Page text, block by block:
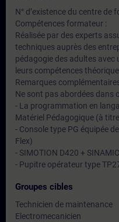
N° d’existence du centre de
Compétences formateur :
Réalisée par des experts
techniques auprès des
pédagogie des adultes
leurs compétences
Remarques
Ne sont pas abordées dans
- La programmation en
Matériel Pédagogique (à
- Console type PG équipée
Flex)
- SIMOTION D420 +
- Pupitre opérateur type
Groupes cibles
Technicien de maintenance
Electromecanicien